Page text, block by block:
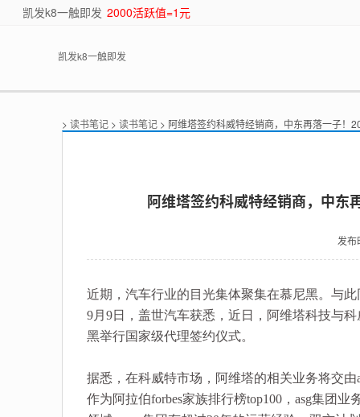
凯发k8一触即发 2000活跃值=1元
凯发k8一触即发
> 读书笔记 > 读书笔记 > 阿维塔签约科威特经销商，中东再落一子！
阿维塔签约科威特经销商，中东
发布
近期，汽车行业的目光集体聚集在慕尼黑。与
9月9日，盖世汽车获悉，近日，阿维塔科技与
黑举行国家级代理签约仪式。
据悉，在科威特市场，阿维塔的相关业务将交由
作为阿拉伯forbes家族排行榜top100，asg集团